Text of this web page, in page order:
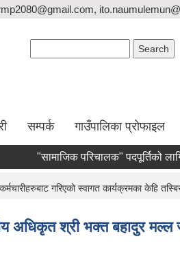
सम्पर्क गाउँपालिका प्रोफाइल
"सामाजिक परिचालक" पदपूर्तिको लागि
गरिएको स्वागत कार्यक्रमका केहि
अधिकृत श्री भक्त बहादुर मल्ल